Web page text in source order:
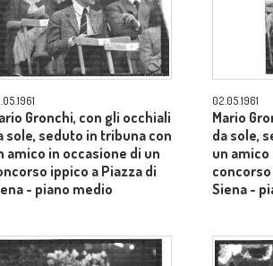
Gronchi, con gli occhiali
sole, seduto in tribuna con
amico in occasione di un
ippico a Piazza di
- piano medio
02.05.1961
Mario
da sole,
un
Siena -